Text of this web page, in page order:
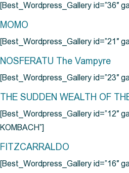
[Best_Wordpress_Gallery id=”36″
MOMO
[Best_Wordpress_Gallery id=”21″
NOSFERATU The Vampyre
[Best_Wordpress_Gallery id=”23″
THE SUDDEN WEALTH OF
[Best_Wordpress_Gallery id=”12″
KOMBACH”]
FITZCARRALDO
[Best_Wordpress_Gallery id=”16″